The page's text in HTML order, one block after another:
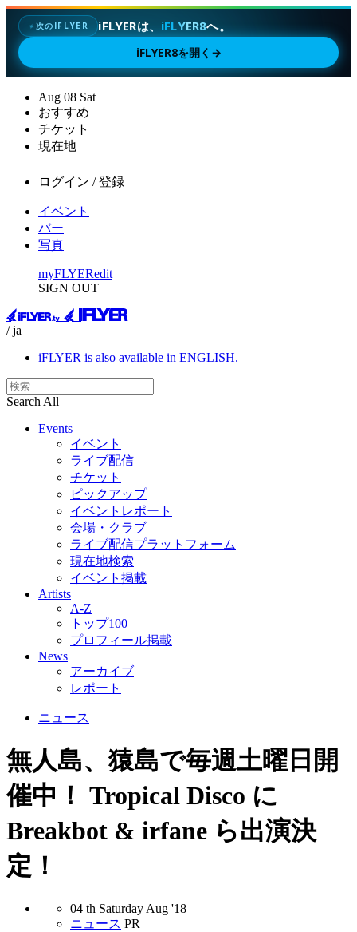
✦ 次のIFLYER iFLYERは、 iFLYER8へ。
iFLYER8を開く →
Aug 08 Sat
おすすめ
チケット
現在地
ログイン / 登録
イベント
バー
写真
myFLYERedit
SIGN OUT
/ ja
iFLYER is also available in ENGLISH.
Search All
Events
イベント
ライブ配信
チケット
ピックアップ
イベントレポート
会場・クラブ
ライブ配信プラットフォーム
現在地検索
イベント掲載
Artists
A-Z
トップ100
プロフィール掲載
News
アーカイブ
レポート
ニュース
無人島、猿島で毎週土曜日開
催中！ Tropical Disco に
Breakbot & irfane ら出演決
定！
04 th Saturday Aug '18
ニュース PR